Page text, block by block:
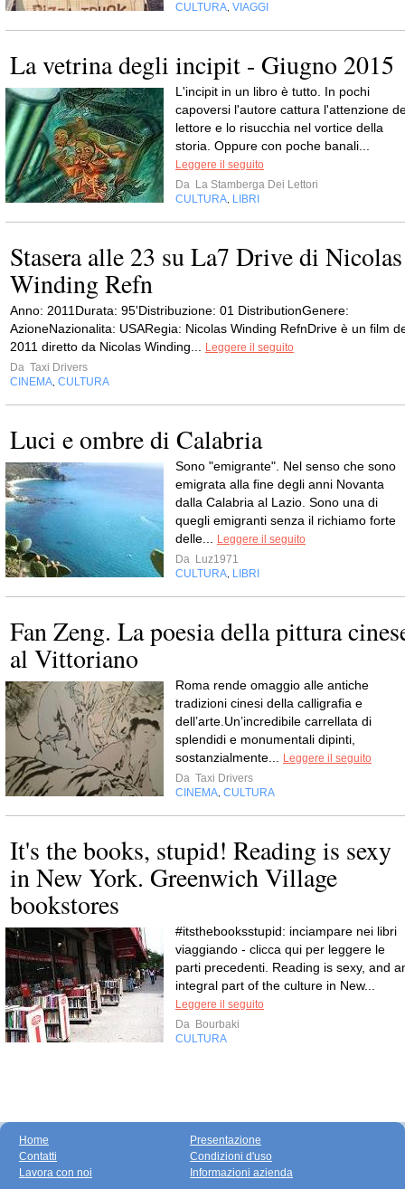
CULTURA VIAGGI
La vetrina degli incipit - Giugno 2015
L'incipit in un libro è tutto. In pochi
capoversi l'autore cattura l'attenzione
lettore e lo risucchia nel vortice della
storia. Oppure con poche banali...
Leggere il seguito
Da La Stamberga Dei Lettori
CULTURA LIBRI
Stasera alle 23 su La7 Drive di Nicolas
Winding Refn
Anno: 2011Durata: 95'Distribuzione: 01 DistributionGenere:
AzioneNazionalita: USARegia: Nicolas Winding RefnDrive è un film
2011 diretto da Nicolas Winding...
Leggere il seguito
Da Taxi Drivers
CINEMA CULTURA
Luci e ombre di Calabria
Sono "emigrante". Nel senso che sono
emigrata alla fine degli anni Novanta
dalla Calabria al Lazio. Sono una di
quegli emigranti senza il richiamo forte
delle...
Leggere il seguito
Da Luz1971
CULTURA LIBRI
Fan Zeng. La poesia della pittura
al Vittoriano
Roma rende omaggio alle antiche
tradizioni cinesi della calligrafia e
dell’arte.Un’incredibile carrellata di
splendidi e monumentali dipinti,
sostanzialmente...
Leggere il seguito
Da Taxi Drivers
CINEMA CULTURA
It's the books, stupid! Reading is sexy
in New York. Greenwich Village
bookstores
#itsthebooksstupid: inciampare nei libri
viaggiando - clicca qui per leggere le
parti precedenti. Reading is sexy, and
integral part of the culture in New...
Leggere il seguito
Da Bourbaki
CULTURA
Home
Contatti
Lavora con noi
Presentazione
Condizioni d'uso
Informazioni azienda